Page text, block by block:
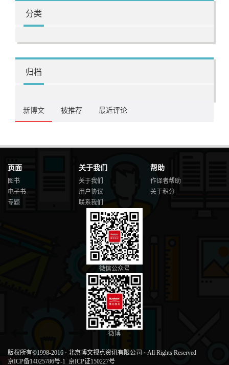
分类
归档
新博文 被推荐 最近评论
页面
图书
电子书
专题
关于我们
关于我们
用户协议
联系我们
帮助
作译者帮助
关于积分
微信公众号
微博
版权所有©1998-2016 · 北京博文视点资讯有限公司 · All Rights Reserved
京ICP备14025786号-1 京ICP证150227号